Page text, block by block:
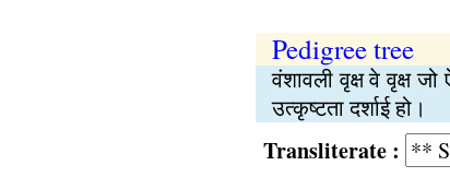
Pedigree tree
वंशावली वृक्ष वे वृक्ष
उत्कृष्‍टता दर्शाई हो।
Transliterate :